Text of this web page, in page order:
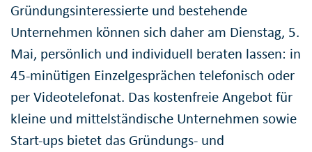
Gründungsinteressierte und bestehende
Unternehmen können sich daher am Dienstag, 5.
Mai, persönlich und individuell beraten lassen: in
45-minütigen Einzelgesprächen telefonisch oder
per Videotelefonat. Das kostenfreie Angebot für
kleine und mittelständische Unternehmen sowie
Start-ups bietet das Gründungs- und